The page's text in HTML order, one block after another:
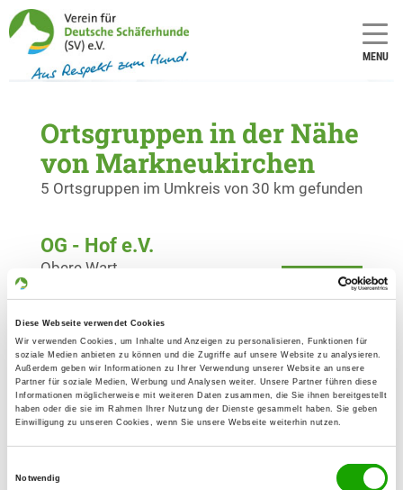
Diese Webseite verwendet Cookies
Wir verwenden Cookies, um Inhalte und Anzeigen zu personalisieren, Funktionen für
soziale Medien anbieten zu können und die Zugriffe auf unsere Website zu analysieren.
Außerdem geben wir Informationen zu Ihrer Verwendung unserer Website an unsere
Partner für soziale Medien, Werbung und Analysen weiter. Unsere Partner führen diese
Informationen möglicherweise mit weiteren Daten zusammen, die Sie ihnen bereitgestellt
haben oder die sie im Rahmen Ihrer Nutzung der Dienste gesammelt haben. Sie geben
Einwilligung zu unseren Cookies, wenn Sie unsere Webseite weiterhin nutzen.
Notwendig
MENU
Ortsgruppen in der Nähe
von Markneukirchen
5 Ortsgruppen im Umkreis von 30 km gefunden
OG - Hof e.V.
Details
Obere Wart
OG - Oberkotzau e.V.
Details
Erigsweg 1
95145 Oberkotzau
OG - Treuen
Details
Lengenfelder Straße,